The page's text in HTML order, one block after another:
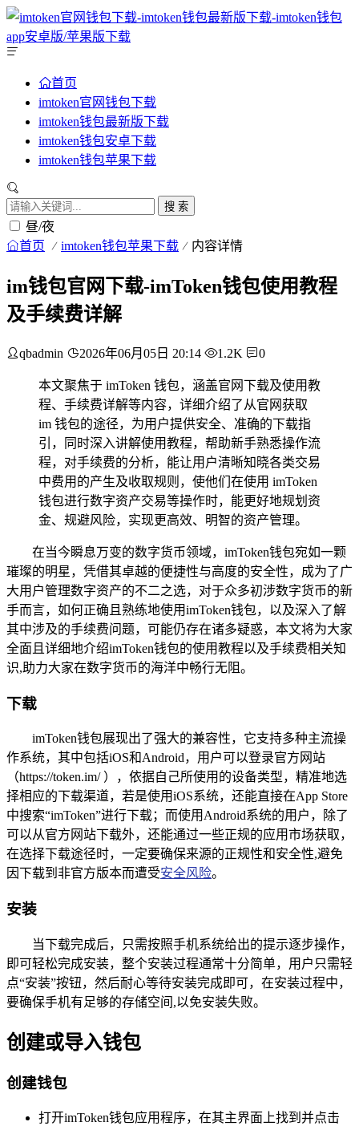
首页
imtoken官网钱包下载
imtoken钱包最新版下载
imtoken钱包安卓下载
imtoken钱包苹果下载
搜 索
昼/夜
首页 imtoken钱包苹果下载 内容详情
im钱包官网下载-imToken钱包使用教程
及手续费详解
qbadmin 2026年06月05日 20:14 1.2K 0
本文聚焦于 imToken 钱包，涵盖官网下载及使用教
程、手续费详解等内容，详细介绍了从官网获取
im 钱包的途径，为用户提供安全、准确的下载指
引，同时深入讲解使用教程，帮助新手熟悉操作流
程，对手续费的分析，能让用户清晰知晓各类交易
中费用的产生及收取规则，使他们在使用 imToken
钱包进行数字资产交易等操作时，能更好地规划资
金、规避风险，实现更高效、明智的资产管理。
在当今瞬息万变的数字货币领域，imToken钱包宛如一颗
璀璨的明星，凭借其卓越的便捷性与高度的安全性，成为了广
大用户管理数字资产的不二之选，对于众多初涉数字货币的新
手而言，如何正确且熟练地使用imToken钱包，以及深入了解
其中涉及的手续费问题，可能仍存在诸多疑惑，本文将为大家
全面且详细地介绍imToken钱包的使用教程以及手续费相关知
识,助力大家在数字货币的海洋中畅行无阻。
下载
imToken钱包展现出了强大的兼容性，它支持多种主流操
作系统，其中包括iOS和Android，用户可以登录官方网站
（https://token.im/ ），依据自己所使用的设备类型，精准地选
择相应的下载渠道，若是使用iOS系统，还能直接在App Store
中搜索“imToken”进行下载；而使用Android系统的用户，除了
可以从官方网站下载外，还能通过一些正规的应用市场获取，
在选择下载途径时，一定要确保来源的正规性和安全性,避免
因下载到非官方版本而遭受安全风险。
安装
当下载完成后，只需按照手机系统给出的提示逐步操作，
即可轻松完成安装，整个安装过程通常十分简单，用户只需轻
点“安装”按钮，然后耐心等待安装完成即可，在安装过程中，
要确保手机有足够的存储空间,以免安装失败。
创建或导入钱包
创建钱包
打开imToken钱包应用程序，在其主界面上找到并点击